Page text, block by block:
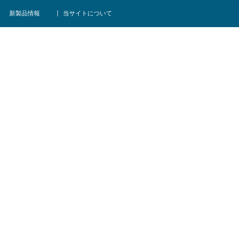
新製品情報 当サイトについて